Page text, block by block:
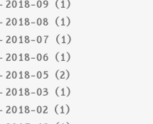
2018-09（1）
2018-08（1）
2018-07（1）
2018-06（1）
2018-05（2）
2018-03（1）
2018-02（1）